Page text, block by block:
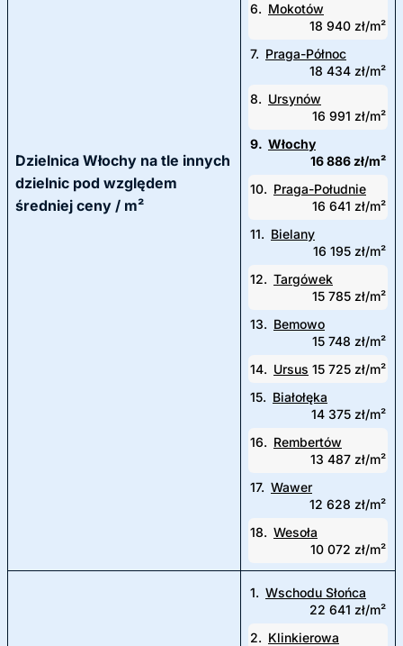
Dzielnica Włochy na tle innych
dzielnic pod względem
średniej ceny / m²
6. Mokotów
18 940 zł/m²
7. Praga-Północ
18 434 zł/m²
8. Ursynów
16 991 zł/m²
9. Włochy
16 886 zł/m²
10. Praga-Południe
16 641 zł/m²
11. Bielany
16 195 zł/m²
12. Targówek
15 785 zł/m²
13. Bemowo
15 748 zł/m²
14. Ursus 15 725 zł/m²
15. Białołęka
14 375 zł/m²
16. Rembertów
13 487 zł/m²
17. Wawer
12 628 zł/m²
18. Wesoła
10 072 zł/m²
1. Wschodu Słońca
22 641 zł/m²
2. Klinkierowa